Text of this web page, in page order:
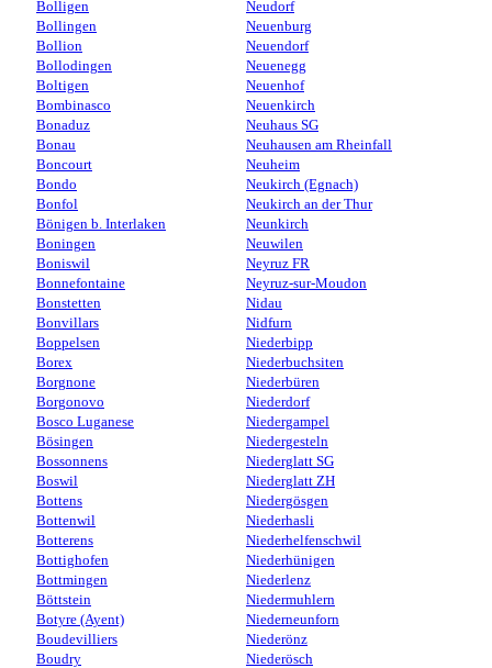
Bolligen
Bollingen
Bollion
Bollodingen
Boltigen
Bombinasco
Bonaduz
Bonau
Boncourt
Bondo
Bonfol
Bönigen b. Interlaken
Boningen
Boniswil
Bonnefontaine
Bonstetten
Bonvillars
Boppelsen
Borex
Borgnone
Borgonovo
Bosco Luganese
Bösingen
Bossonnens
Boswil
Bottens
Bottenwil
Botterens
Bottighofen
Bottmingen
Böttstein
Botyre (Ayent)
Boudevilliers
Boudry
Neudorf
Neuenburg
Neuendorf
Neuenegg
Neuenhof
Neuenkirch
Neuhaus SG
Neuhausen am Rheinfall
Neuheim
Neukirch (Egnach)
Neukirch an der Thur
Neunkirch
Neuwilen
Neyruz FR
Neyruz-sur-Moudon
Nidau
Nidfurn
Niederbipp
Niederbuchsiten
Niederbüren
Niederdorf
Niedergampel
Niedergesteln
Niederglatt SG
Niederglatt ZH
Niedergösgen
Niederhasli
Niederhelfenschwil
Niederhünigen
Niederlenz
Niedermuhlern
Niederneunforn
Niederönz
Niederösch